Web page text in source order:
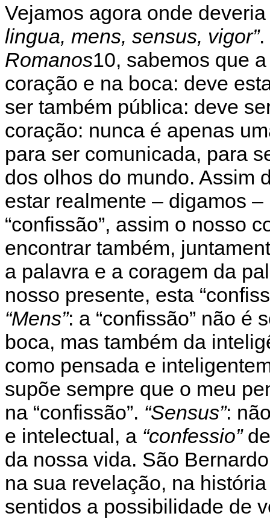
Vejamos agora onde
lingua, mens, sensus, vigor”.
Romanos10, sabemos que
coração e na boca: deve
ser também pública: deve
coração: nunca é apenas
para ser comunicada, para
dos olhos do mundo. Assim
estar realmente – digamos
“confissão”, assim o nosso
encontrar também,
a palavra e a coragem da
nosso presente, esta
“Mens”: a “confissão” não é
boca, mas também da
como pensada e
supõe sempre que o meu
na “confissão”. “Sensus”:
e intelectual, a “confessio”
da nossa vida. São
na sua revelação, na
sentidos a possibilidade de